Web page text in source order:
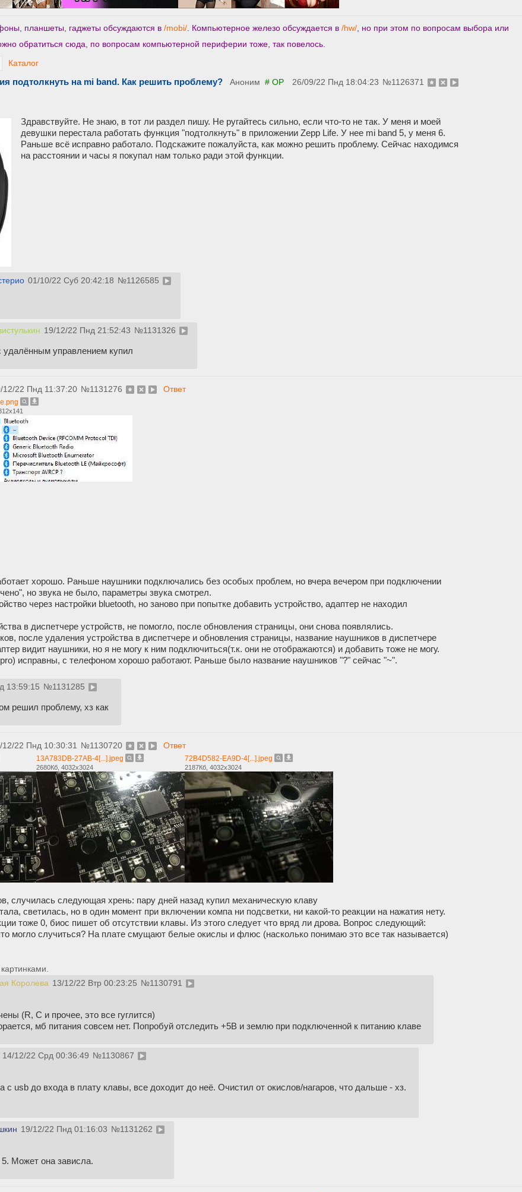
планшеты, гаджеты обсуждаются в /mobi/. Компьютерное железо обсуждается в /hw/, но при этом по вопросам выбора или
обратиться сюда, по вопросам компьютерной периферии тоже, так повелось.
Каталог
подтолкнуть на mi band. Как решить проблему? Аноним # OP 26/09/22 Пнд 18:04:23 №1126371
Здравствуйте. Не знаю, в тот ли раздел пишу. Не ругайтесь сильно, если что-то не так. У меня и моей
девушки перестала работать функция "подтолкнуть" в приложении Zepp Life. У нее mi band 5, у меня 6.
Раньше всё исправно работало. Подскажите пожалуйста, как можно решить проблему. Сейчас находимся
на расстоянии и часы я покупал нам только ради этой функции.
01/10/22 Суб 20:42:18 №1126585
19/12/22 Пнд 21:52:43 №1131326
управлением купил
12/22 Пнд 11:37:20 №1131276 Ответ
хорошо. Раньше наушники подключались без особых проблем, но вчера вечером при подключении
но звука не было, параметры звука смотрел.
через настройки bluetooth, но заново при попытке добавить устройство, адаптер не находил
в диспетчере устройств, не помогло, после обновления страницы, они снова появлялись.
после удаления устройства в диспетчере и обновления страницы, название наушников в диспетчере
видит наушники, но я не могу к ним подключиться(т.к. они не отображаются) и добавить тоже не могу.
исправны, с телефоном хорошо работают. Раньше было название наушников "?" сейчас "~".
13:59:15 №1131285
решил проблему, хз как
12/22 Пнд 10:30:31 №1130720 Ответ
13A783DB-27AB-4[...].jpeg
2680Кб, 4032x3024
72B4D582-EA9D-4[...].jpeg
2187Кб, 4032x3024
случилась следующая хрень: пару дней назад купил механическую клаву
светилась, но в один момент при включении компа ни подсветки, ни какой-то реакции на нажатия нету.
тоже 0, биос пишет об отсутствии клавы. Из этого следует что вряд ли дрова. Вопрос следующий:
могло случиться? На плате смущают белые окислы и флюс (насколько понимаю это все так называется)
Королева 13/12/22 Втр 00:23:25 №1130791
(R, C и прочее, это все гуглится)
мб питания совсем нет. Попробуй отследить +5В и землю при подключенной к питанию клаве
14/12/22 Срд 00:36:49 №1130867
с usb до входа в плату клавы, все доходит до неё. Очистил от окислов/нагаров, что дальше - хз.
19/12/22 Пнд 01:16:03 №1131262
Может она зависла.